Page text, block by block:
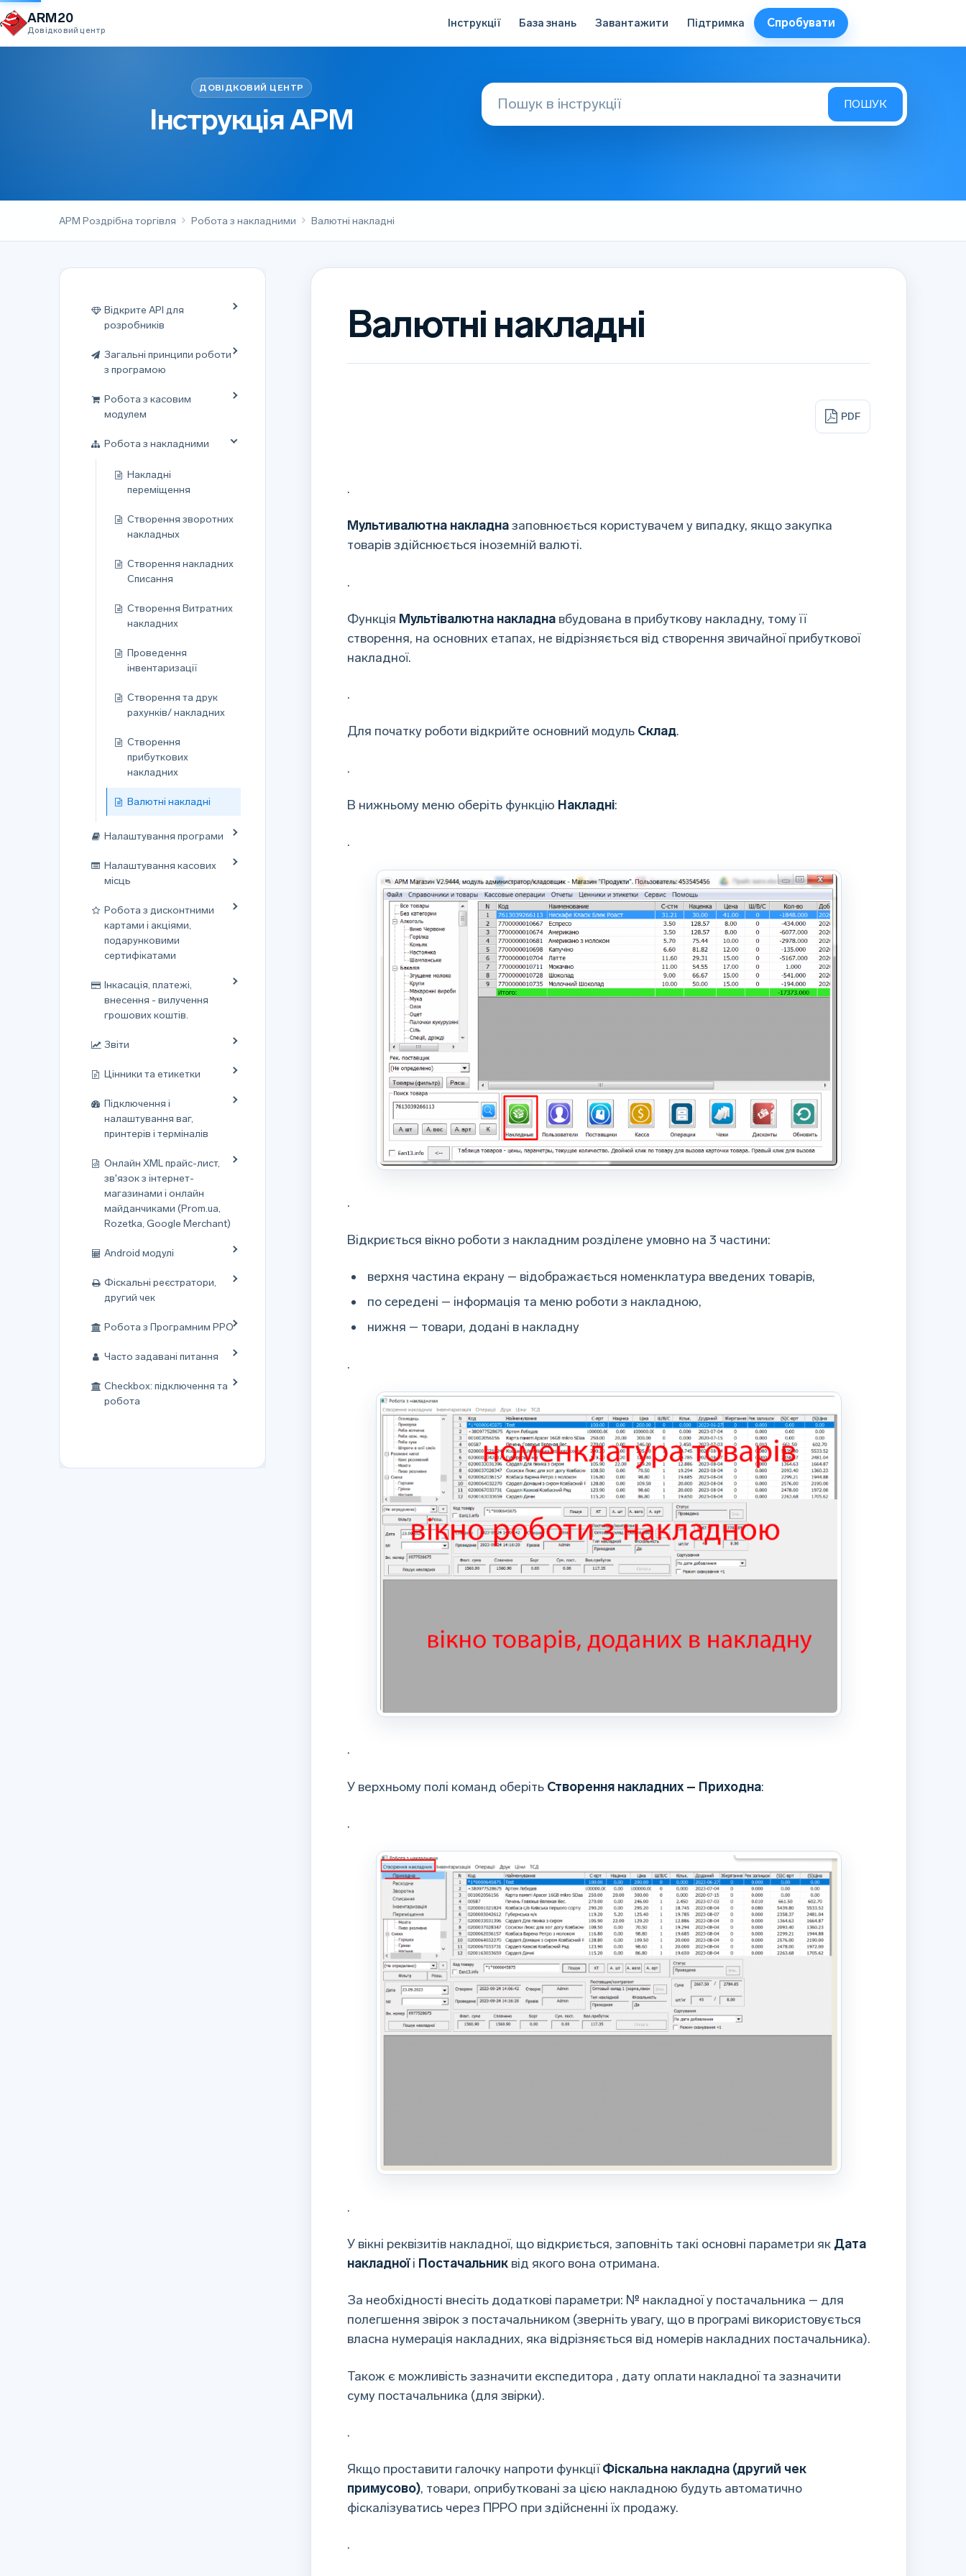
Перейти до вмісту
ARM20
Довідковий центр
Інструкції База знань Завантажити Підтримка Спробувати
Інструкція АРМ
АРМ Роздрібна торгівля Робота з накладними Валютні накладні
Відкрите API для
розробників
Загальні принципи роботи
з програмою
Робота з касовим
модулем
Робота з накладними
Накладні
переміщення
Створення зворотних
накладных
Створення накладних
Списання
Створення Витратних
накладних
Проведення
інвентаризації
Створення та друк
рахунків/ накладних
Створення
прибуткових
накладних
Валютні накладні
Налаштування програми
Налаштування касових
місць
Робота з дисконтними
картами і акціями,
подарунковими
сертифікатами
Інкасація, платежі,
внесення - вилучення
грошових коштів.
Звіти
Цінники та етикетки
Підключення і
налаштування ваг,
принтерів і терміналів
Онлайн XML прайс-лист,
зв'язок з інтернет-
магазинами і онлайн
майданчиками (Prom.ua,
Rozetka, Google Merchant)
Android модулі
Фіскальні реєстратори,
другий чек
Робота з Програмним РРО
Часто задавані питання
Checkbox: підключення та
робота
Валютні накладні
PDF
.
Мультивалютна накладназаповнюється користувачем у випадку, якщо закупка
товарів здійснюється іноземній валюті.
.
Функція Мультівалютна накладна вбудована в прибуткову накладну, тому її
створення, на основних етапах, не відрізняється від створення звичайної прибуткової
накладної.
.
Для початку роботи відкрийте основний модуль Склад.
.
В нижньому меню оберіть функцію Накладні:
.
.
Відкриється вікно роботи з накладним розділене умовно на 3 частини:
верхня частина екрану – відображається номенклатура введених товарів,
по середені – інформація та меню роботи з накладною,
нижня – товари, додані в накладну
.
.
У верхньому полі команд оберіть Створення накладних – Приходна:
.
.
У вікні реквізитів накладної, що відкриється, заповніть такі основні параметри як Дата
накладноїі Постачальник від якого вона отримана.
За необхідності внесіть додаткові параметри: № накладної у постачальника – для
полегшення звірок з постачальником (зверніть увагу, що в програмі використовується
власна нумерація накладних, яка відрізняється від номерів накладних постачальника).
Також є можливість зазначити експедитора , дату оплати накладної та зазначити
суму постачальника (для звірки).
.
Якщо проставити галочку напроти функціїФіскальна накладна (другий чек
примусово), товари, оприбутковані за цією накладною будуть автоматично
фіскалізуватись через ПРРО при здійсненні їх продажу.
.